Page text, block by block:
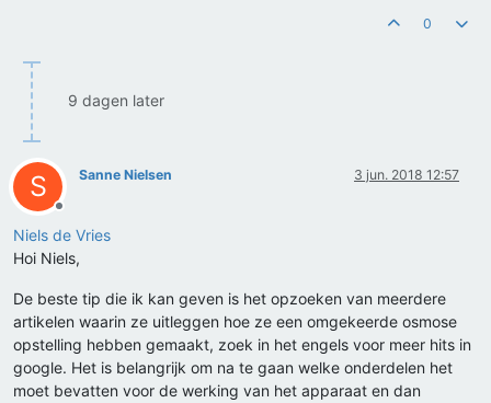
0
9 dagen later
S
Offline
Sanne Nielsen 3 jun. 2018 12:57
Niels de Vries
Hoi Niels,
De beste tip die ik kan geven is het opzoeken van meerdere
artikelen waarin ze uitleggen hoe ze een omgekeerde osmose
opstelling hebben gemaakt, zoek in het engels voor meer hits in
google. Het is belangrijk om na te gaan welke onderdelen het
moet bevatten voor de werking van het apparaat en dan